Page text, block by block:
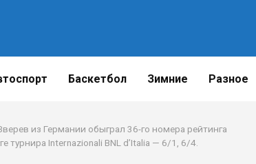
Баскетбол Зимние Разное
из Германии обыграл 36-го номера рейтинга
турнира Internazionali BNL d’Italia — 6/1, 6/4.